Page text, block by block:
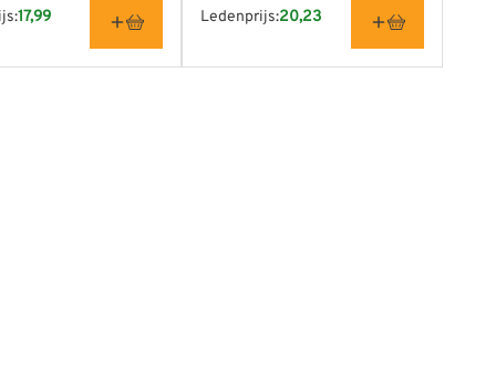
17,99 Ledenprijs:20,23